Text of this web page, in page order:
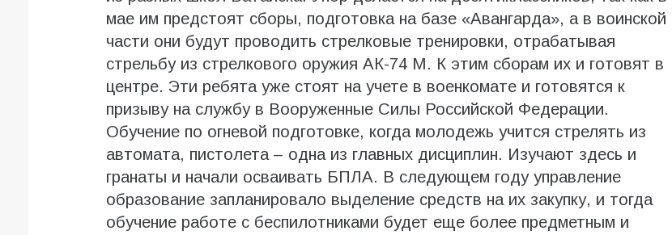
мае им предстоят сборы, подготовка на базе «Авангарда», а в воинской
части они будут проводить стрелковые тренировки, отрабатывая
стрельбу из стрелкового оружия АК-74 М. К этим сборам их и готовят в
центре. Эти ребята уже стоят на учете в военкомате и готовятся к
призыву на службу в Вооруженные Силы Российской Федерации.
Обучение по огневой подготовке, когда молодежь учится стрелять из
автомата, пистолета – одна из главных дисциплин. Изучают здесь и
гранаты и начали осваивать БПЛА. В следующем году управление
образование запланировало выделение средств на их закупку, и тогда
обучение работе с беспилотниками будет еще более предметным и